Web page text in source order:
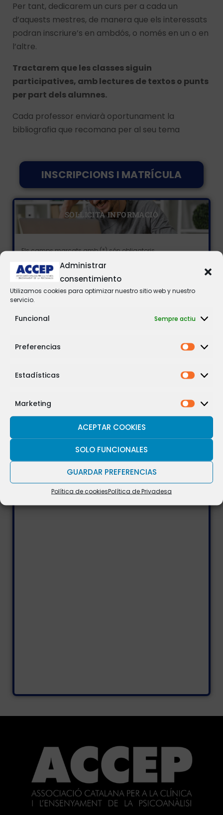
Administrar
consentimiento
Utilizamos cookies para optimizar nuestro sitio web y nuestro
servicio.
Funcional Sempre actiu
Preferencias
Estadísticas
Marketing
ACEPTAR COOKIES
SOLO FUNCIONALES
GUARDAR PREFERENCIAS
Política de cookiesPolítica de Privadesa
Per tant, dedicarem un curs per a cada un
d’aquests mestres, de manera que els interessats
podran inscriure’s en ambdós, o només en un o en
l’altre.
Tractarem que les classes siguin
participatives, amb lectures de textos o punts
per part dels alumnes.
Cada professor enviarà oportunament la
bibliografia que recomana per al seu tema
INSCRIPCIONS I MATRÍCULA
SOL·LICITA INFORMACIÓ
Els camps marcats amb (*) són obligatoris.